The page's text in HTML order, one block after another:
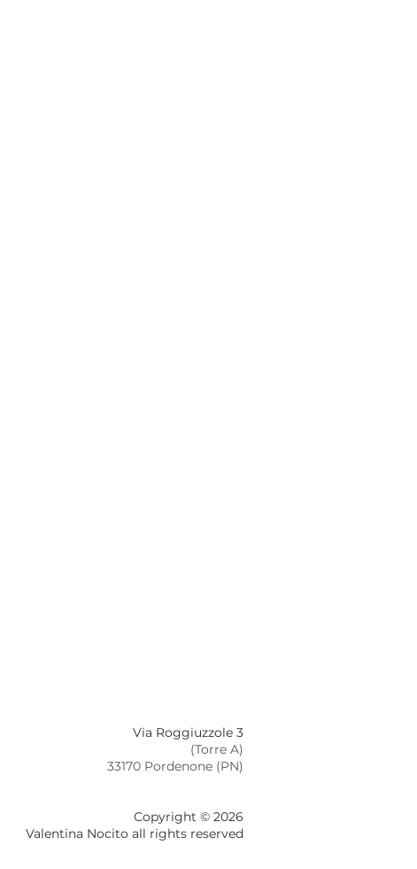
Via Roggiuzzole 3
(Torre A)
33170 Pordenone (PN)
Copyright © 2026
Valentina Nocito all rights reserved